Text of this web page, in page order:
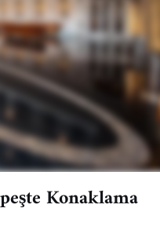
Konaklama